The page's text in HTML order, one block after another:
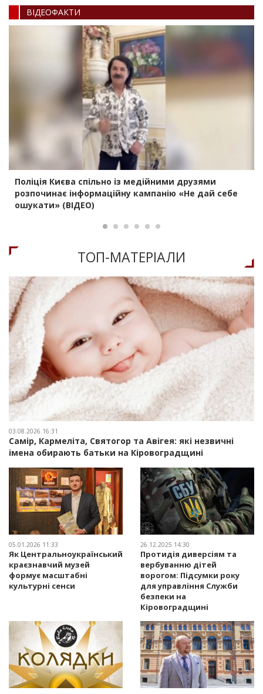
ВIДЕОФАКТИ
Поліція Києва спільно із медійними друзями
розпочинає інформаційну кампанію «Не дай себе
ошукати» (ВІДЕО)
ТОП-МАТЕРIАЛИ
03.08.2026 16:31
Самір, Кармеліта, Святогор та Авігея: які незвичні
імена обирають батьки на Кіровоградщині
05.01.2026 11:33
Як Центральноукраїнський
краєзнавчий музей
формує масштабні
культурні сенси
26.12.2025 14:30
Протидія диверсіям та
вербуванню дітей
ворогом: Підсумки року
для управління Служби
безпеки на
Кіровоградщині